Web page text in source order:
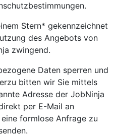
Stern* gekennzeichnet
des Angebots von
zwingend.
Daten sperren und
bitten wir Sie mittels
Adresse der JobNinja
per E-Mail an
eine formlose Anfrage zu